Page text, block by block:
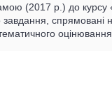
(2017 р.) до курсу
спрямовані
оцінювання.